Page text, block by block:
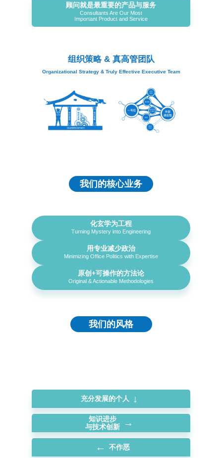
顾问就是最重要的产品与服务
Consultants Are Our Most
Important Product and Service
组织策略 & 真高管团队
Organizational Strategy & Truly Effective Executive Team
我们的核心业务
化玄学为工程
Turning Mystery into Engineering
用专业减少政治
Minimizing Office Politics with Expertise
原创+可操作的方法论
Original & Actionable Methodologies
我们的风格
充分发展的个人 ↓
知识进步
与技术创新
→
← 不作恶